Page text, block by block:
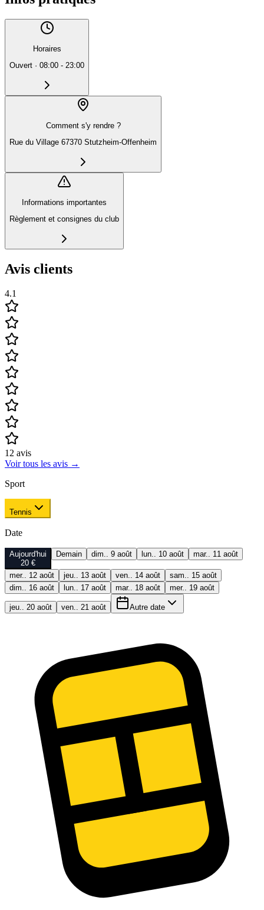
Horaires
Ouvert · 08:00 - 23:00
Comment s'y rendre ?
Rue du Village 67370 Stutzheim-Offenheim
Informations importantes
Règlement et consignes du club
Avis clients
4.1
12 avis
Voir tous les avis →
Sport
Tennis
Date
Aujourd'hui
20 €
Demain dim.. 9 août lun.. 10 août mar.. 11 août
mer.. 12 août jeu.. 13 août ven.. 14 août
sam.. 15 août
dim.. 16 août
lun.. 17 août mar.. 18 août mer.. 19 août
jeu.. 20 août ven.. 21 août Autre date